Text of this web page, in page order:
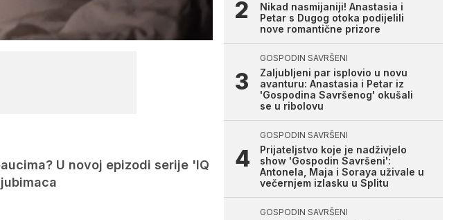
U novoj epizodi serije 'IQ
Nikad nasmijaniji! Anastasia i
Petar s Dugog otoka podijelili
nove romantične prizore
GOSPODIN SAVRŠENI
Zaljubljeni par isplovio u novu
avanturu: Anastasia i Petar iz
'Gospodina Savršenog' okušali
se u ribolovu
GOSPODIN SAVRŠENI
Prijateljstvo koje je nadživjelo
show 'Gospodin Savršeni':
Antonela, Maja i Soraya uživale u
večernjem izlasku u Splitu
GOSPODIN SAVRŠENI